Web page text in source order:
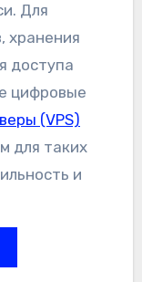
Для
хранения
доступа
цифровые
(VPS)
для таких
и